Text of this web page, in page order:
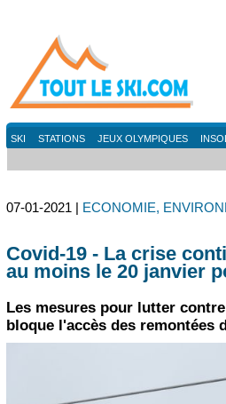
SKI STATIONS JEUX OLYMPIQUES
07-01-2021 | ECONOMIE,
Covid-19 - La crise
au moins le 20 janvier
Les mesures pour lutter
bloque l'accès des remontées